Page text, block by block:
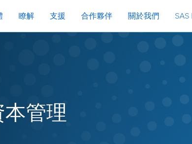
瞭解 支援 合作夥伴 關於我們 SAS
管理功能清單
管理